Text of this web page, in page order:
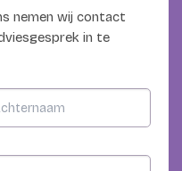
nemen wij contact
in te